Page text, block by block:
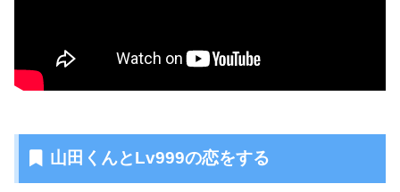
山田くんとLv999の恋をする